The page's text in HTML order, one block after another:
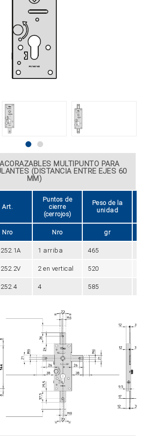
MULTIPUNTO PARA
(DISTANCIA ENTRE EJES 60
MM)
Art.
Puntos de
cierre
(cerrojos)
Peso de la
unidad
Nro Nro gr
1 arriba 465
2 en vertical 520
4 585